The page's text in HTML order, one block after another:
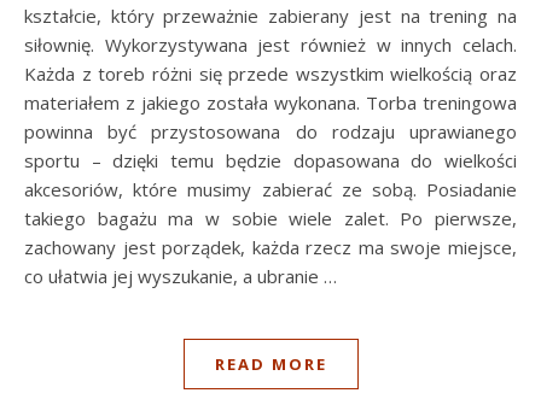
kształcie, który przeważnie zabierany jest na trening na
siłownię. Wykorzystywana jest również w innych celach.
Każda z toreb różni się przede wszystkim wielkością oraz
materiałem z jakiego została wykonana. Torba treningowa
powinna być przystosowana do rodzaju uprawianego
sportu – dzięki temu będzie dopasowana do wielkości
akcesoriów, które musimy zabierać ze sobą. Posiadanie
takiego bagażu ma w sobie wiele zalet. Po pierwsze,
zachowany jest porządek, każda rzecz ma swoje miejsce,
co ułatwia jej wyszukanie, a ubranie …
READ MORE